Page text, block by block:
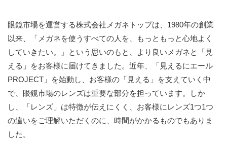
眼鏡市場を運営する株式会社メガネトップは、1980年の創業
以来、「メガネを使うすべての人を、もっともっと心地よく
していきたい。」という思いのもと、より良いメガネと「見
える」をお客様に届けてきました。近年、「見えるにエール
PROJECT」を始動し、お客様の「見える」を支えていく中
で、眼鏡市場のレンズは重要な部分を担っています。しか
し、「レンズ」は特徴が伝えにくく、お客様にレンズ1つ1つ
の違いをご理解いただくのに、時間がかかるものでもありま
した。